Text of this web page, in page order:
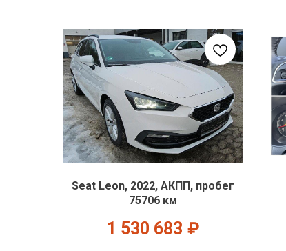
Seat Leon, 2022, АКПП, пробег
75706 км
1 530 683 ₽